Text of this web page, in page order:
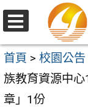
跳
至
主
要
內
選
單
首頁 > 校園公告
族教育資源中
章」1份